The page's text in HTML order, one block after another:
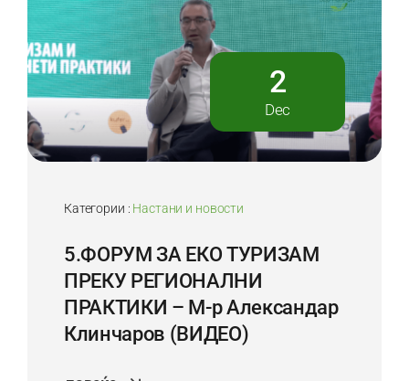
2
Dec
Категории : Настани и новости
5.ФОРУМ ЗА ЕКО ТУРИЗАМ
ПРЕКУ РЕГИОНАЛНИ
ПРАКТИКИ – М-р Александар
Клинчаров (ВИДЕО)